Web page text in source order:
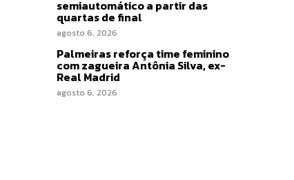
semiautomático a partir das
quartas de final
agosto 6, 2026
Palmeiras reforça time feminino
com zagueira Antônia Silva, ex-
Real Madrid
agosto 6, 2026